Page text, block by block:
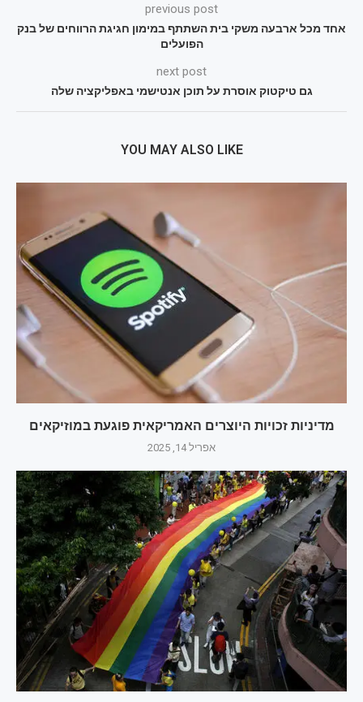
previous post
אחד מכל ארבעה משקי בית השתתף במימון חגיגת הרווחים של בנק
הפועלים
next post
גם טיקטוק אוסרת על תוכן אנטישמי באפליקציה שלה
YOU MAY ALSO LIKE
מדיניות זכויות היוצרים האמריקאית פוגעת במוזיקאים
אפריל 14, 2025